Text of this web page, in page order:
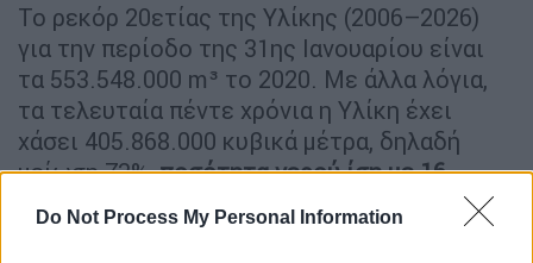
Do Not Process My Personal Information
Το ρεκόρ 20ετίας της Υλίκης (2006–2026)
για την περίοδο της 31ης Ιανουαρίου είναι
τα 553.548.000 m³ το 2020. Με άλλα λόγια,
τα τελευταία πέντε χρόνια η Υλίκη έχει
χάσει 405.868.000 κυβικά μέτρα, δηλαδή
μείωση 73%,ποσότητα νερού ίση με 16
λίμνες Μαραθώνα.